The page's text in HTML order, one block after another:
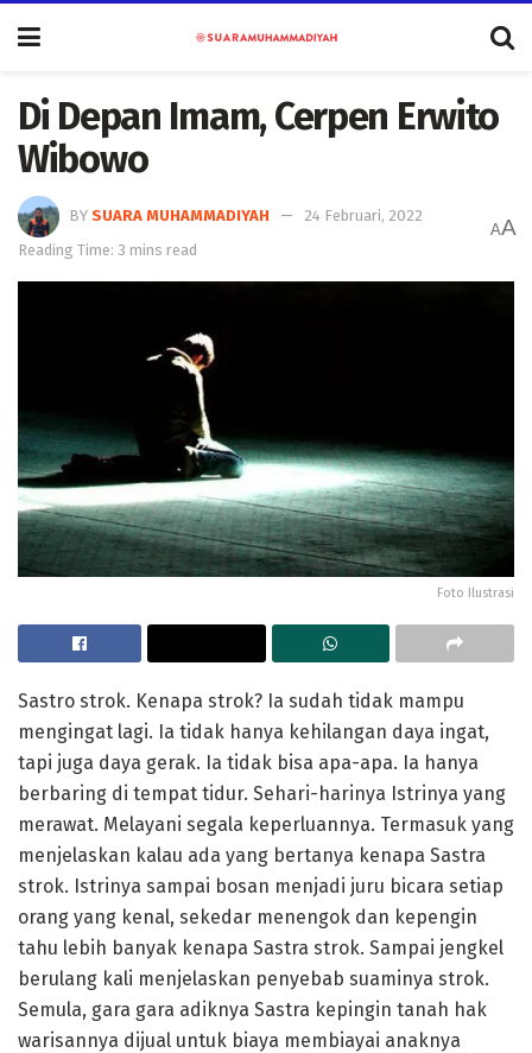
Di Depan Imam, Cerpen Erwito
Wibowo
BY SUARA MUHAMMADIYAH
24 Februari, 2022
Reading Time: 3 mins read
AA
Foto Ilustrasi
Sastro strok. Kenapa strok? Ia sudah tidak mampu
mengingat lagi. Ia tidak hanya kehilangan daya ingat,
tapi juga daya gerak. Ia tidak bisa apa-apa. Ia hanya
berbaring di tempat tidur. Sehari-harinya Istrinya yang
merawat. Melayani segala keperluannya. Termasuk yang
menjelaskan kalau ada yang bertanya kenapa Sastra
strok. Istrinya sampai bosan menjadi juru bicara setiap
orang yang kenal, sekedar menengok dan kepengin
tahu lebih banyak kenapa Sastra strok. Sampai jengkel
berulang kali menjelaskan penyebab suaminya strok.
Semula, gara gara adiknya Sastra kepingin tanah hak
warisannya dijual untuk biaya membiayai anaknya